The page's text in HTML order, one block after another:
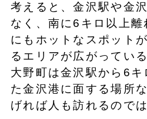
考えると、金沢駅や金
なく、南に6キロ以上
にもホットなスポット
るエリアが広がってい
大野町は金沢駅から6キ
た金沢港に面する場所
げれば人も訪れるので